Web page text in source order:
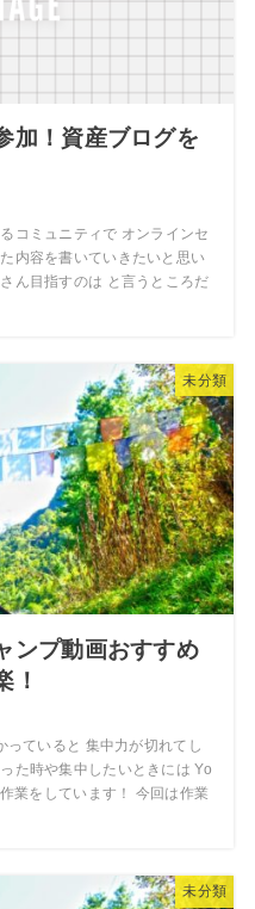
加！資産ブログを
コミュニティで オンラインセ
内容を書いていきたいと思い
ん目指すのは と言うところだ
未分類
ンプ動画おすすめ
！
っていると 集中力が切れてし
た時や集中したいときには Yo
業をしています！ 今回は作業
未分類